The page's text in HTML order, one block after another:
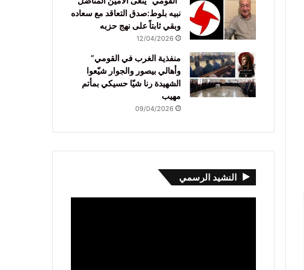
نبيه بلوط:صدق التعاقد مع سعاده
وبقي ثابتاً على نهج حزبه
12/04/2026
منفذية الغرب في القومي”
وأهالي بيصور والجوار شيّعوا
الشهيدة رنا شيّا حسيكي بمأتم
مهيب
09/04/2026
النشيد الرسمي